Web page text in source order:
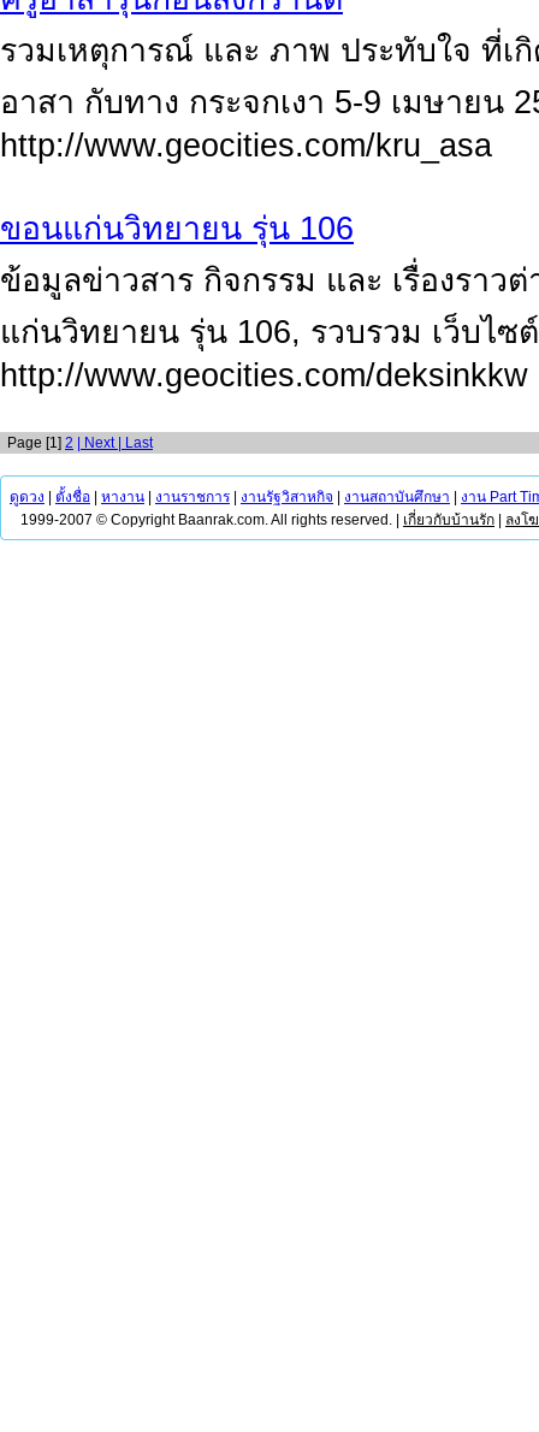
รวมเหตุการณ์ และ ภาพ ประทับใจ ที่เ
อาสา กับทาง กระจกเงา 5-9 เมษายน
http://www.geocities.com/kru_asa
ขอนแก่นวิทยายน รุ่น 106
ข้อมูลข่าวสาร กิจกรรม และ เรื่องราว
แก่นวิทยายน รุ่น 106, รวบรวม เว็บไซ
http://www.geocities.com/deksinkkw
Page [1] 2 | Next | Last
ดูดวง ตั้งชื่อ หางาน งานราชการ งานรัฐวิสาหกิจ งานสถาบันศึกษา
งาน Part
1999-2007 © Copyright Baanrak.com. All rights reserved. | เกี่ยวกับบ้านรัก ลงโ